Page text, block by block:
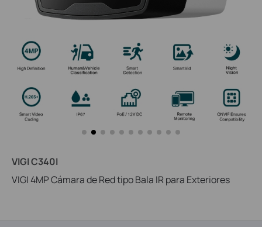
VIGI C340I
VIGI 4MP Cámara de Red tipo Bala IR para Exteriores